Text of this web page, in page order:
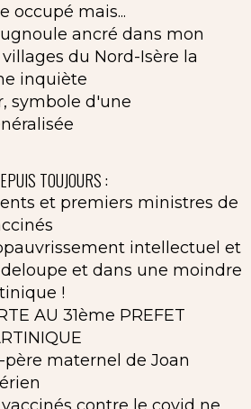
occupé mais...
ancré dans mon
du Nord-Isère la
inquiète
symbole d'une
TOUJOURS :
et premiers ministres de
intellectuel et
et dans une moindre
!
AU 31ème PREFET
maternel de Joan